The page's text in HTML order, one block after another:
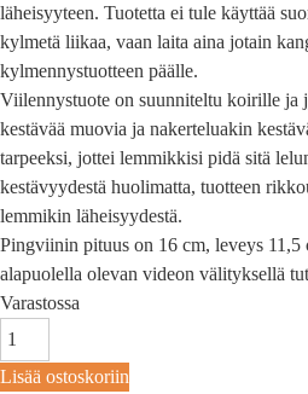
läheisyyteen. Tuotetta ei tule käyttää
kylmetä liikaa, vaan laita aina jotain
kylmennystuotteen päälle.
Viilennystuote on suunniteltu koirille ja
kestävää muovia ja nakerteluakin
tarpeeksi, jottei lemmikkisi pidä sitä
kestävyydestä huolimatta, tuotteen
lemmikin läheisyydestä.
Pingviinin pituus on 16 cm, leveys
alapuolella olevan videon välityksellä
Varastossa
Lisää ostoskoriin